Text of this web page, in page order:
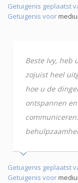
Getuigenis geplaatst
Getuigenis voor
Beste Ivy, heb
zojuist heel
hoe u de
ontspannen
Getuigenis geplaatst
Getuigenis voor